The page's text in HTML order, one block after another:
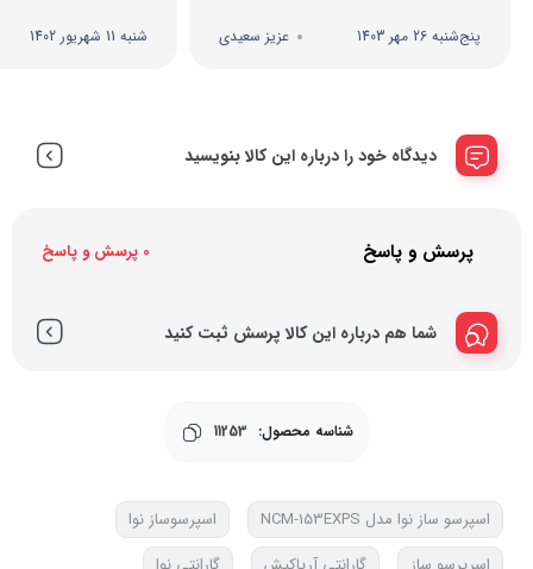
پنج‌شنبه 26 مهر 1403 عزیز سعیدی شنبه 11 شهریور 1402
دیدگاه خود را درباره این کالا بنویسید
پرسش و پاسخ 0 پرسش و پاسخ
شما هم درباره این کالا پرسش ثبت کنید
شناسه محصول: 11253
اسپرسو ساز نوا مدل NCM-153EXPS
اسپرسوساز نوا